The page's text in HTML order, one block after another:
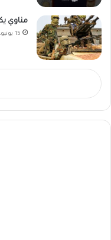
مناوي
15 يونيو، 2026